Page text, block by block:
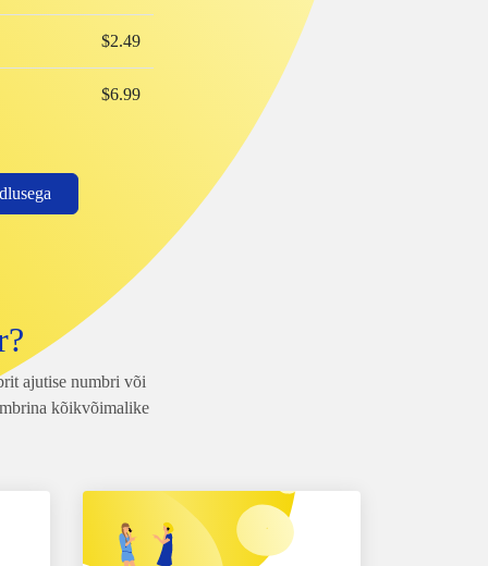
$2.49
$6.99
ajutise numbri või
kõikvõimalike